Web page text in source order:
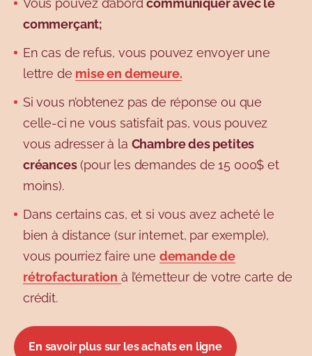
Vous pouvez d’abordcommuniquer avec le
commerçant;
En cas de refus, vous pouvez envoyer une
lettre de mise en demeure.
Si vous n’obtenez pas de réponse ou que
celle-ci ne vous satisfait pas, vous pouvez
vous adresser à la Chambre des petites
créances(pour les demandes de 15 000$ et
moins).
Dans certains cas, et si vous avez acheté le
bien à distance (sur internet, par exemple),
vous pourriez faire une demande de
rétrofacturation à l’émetteur de votre carte de
crédit.
En savoir plus sur les achats en ligne